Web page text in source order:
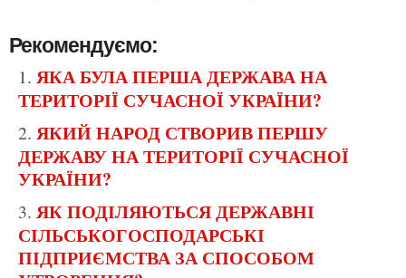
Рекомендуємо:
ЯКА БУЛА ПЕРША ДЕРЖАВА НА
ТЕРИТОРІЇ СУЧАСНОЇ УКРАЇНИ?
ЯКИЙ НАРОД СТВОРИВ ПЕРШУ
ДЕРЖАВУ НА ТЕРИТОРІЇ СУЧАСНОЇ
УКРАЇНИ?
ЯК ПОДІЛЯЮТЬСЯ ДЕРЖАВНІ
СІЛЬСЬКОГОСПОДАРСЬКІ
ПІДПРИЄМСТВА ЗА СПОСОБОМ